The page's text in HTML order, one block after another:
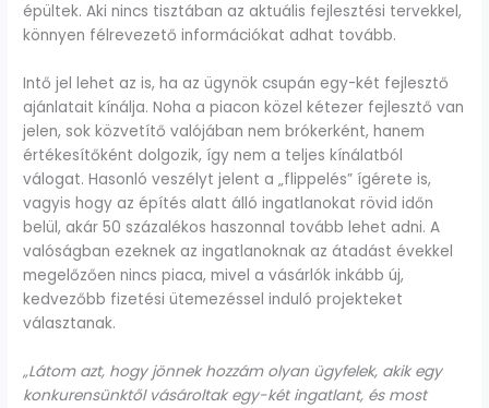
épültek. Aki nincs tisztában az aktuális fejlesztési tervekkel,
könnyen félrevezető információkat adhat tovább.
Intő jel lehet az is, ha az ügynök csupán egy-két fejlesztő
ajánlatait kínálja. Noha a piacon közel kétezer fejlesztő van
jelen, sok közvetítő valójában nem brókerként, hanem
értékesítőként dolgozik, így nem a teljes kínálatból
válogat. Hasonló veszélyt jelent a „flippelés” ígérete is,
vagyis hogy az építés alatt álló ingatlanokat rövid időn
belül, akár 50 százalékos haszonnal tovább lehet adni. A
valóságban ezeknek az ingatlanoknak az átadást évekkel
megelőzően nincs piaca, mivel a vásárlók inkább új,
kedvezőbb fizetési ütemezéssel induló projekteket
választanak.
„Látom azt, hogy jönnek hozzám olyan ügyfelek, akik egy
konkurensünktől vásároltak egy-két ingatlant, és most